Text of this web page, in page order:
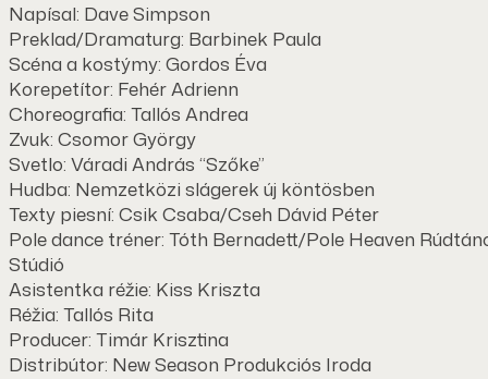
Napísal: Dave Simpson
Preklad/Dramaturg: Barbinek Paula
Scéna a kostýmy: Gordos Éva
Korepetítor: Fehér Adrienn
Choreografia: Tallós Andrea
Zvuk: Csomor György
Svetlo: Váradi András “Szőke”
Hudba: Nemzetközi slágerek új köntösben
Texty piesní: Csik Csaba/Cseh Dávid Péter
Pole dance tréner: Tóth Bernadett/Pole Heaven
Stúdió
Asistentka réžie: Kiss Kriszta
Réžia: Tallós Rita
Producer: Timár Krisztina
Distribútor: New Season Produkciós Iroda